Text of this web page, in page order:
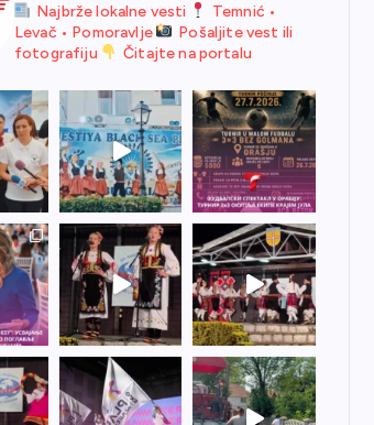
Najbrže lokalne vesti
Temnić •
Levač • Pomoravlje
Pošaljite vest ili
fotografiju
Čitajte na portalu